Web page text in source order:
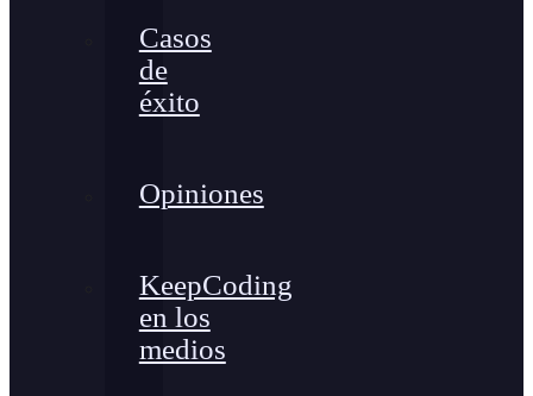
Casos
de
éxito
Opiniones
KeepCoding
en los
medios